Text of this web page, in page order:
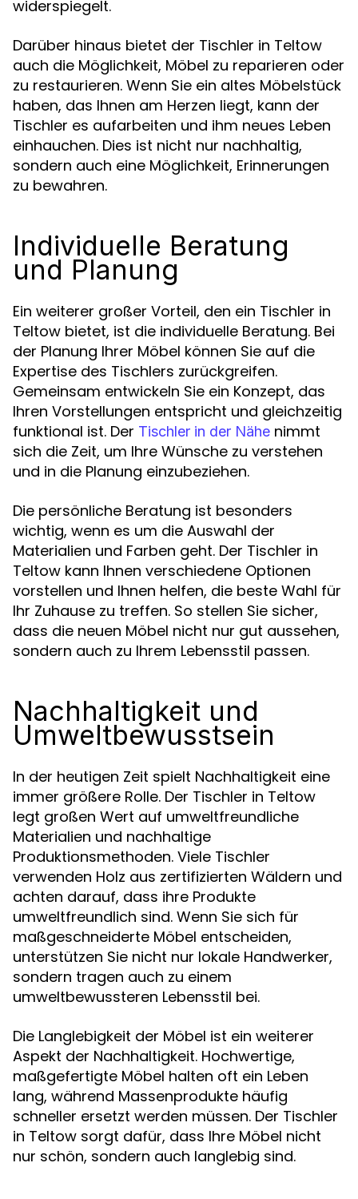
widerspiegelt.
Darüber hinaus bietet der Tischler in Teltow
auch die Möglichkeit, Möbel zu reparieren oder
zu restaurieren. Wenn Sie ein altes Möbelstück
haben, das Ihnen am Herzen liegt, kann der
Tischler es aufarbeiten und ihm neues Leben
einhauchen. Dies ist nicht nur nachhaltig,
sondern auch eine Möglichkeit, Erinnerungen
zu bewahren.
Individuelle Beratung
und Planung
Ein weiterer großer Vorteil, den ein Tischler in
Teltow bietet, ist die individuelle Beratung. Bei
der Planung Ihrer Möbel können Sie auf die
Expertise des Tischlers zurückgreifen.
Gemeinsam entwickeln Sie ein Konzept, das
Ihren Vorstellungen entspricht und gleichzeitig
funktional ist. Der Tischler in der Nähe nimmt
sich die Zeit, um Ihre Wünsche zu verstehen
und in die Planung einzubeziehen.
Die persönliche Beratung ist besonders
wichtig, wenn es um die Auswahl der
Materialien und Farben geht. Der Tischler in
Teltow kann Ihnen verschiedene Optionen
vorstellen und Ihnen helfen, die beste Wahl für
Ihr Zuhause zu treffen. So stellen Sie sicher,
dass die neuen Möbel nicht nur gut aussehen,
sondern auch zu Ihrem Lebensstil passen.
Nachhaltigkeit und
Umweltbewusstsein
In der heutigen Zeit spielt Nachhaltigkeit eine
immer größere Rolle. Der Tischler in Teltow
legt großen Wert auf umweltfreundliche
Materialien und nachhaltige
Produktionsmethoden. Viele Tischler
verwenden Holz aus zertifizierten Wäldern und
achten darauf, dass ihre Produkte
umweltfreundlich sind. Wenn Sie sich für
maßgeschneiderte Möbel entscheiden,
unterstützen Sie nicht nur lokale Handwerker,
sondern tragen auch zu einem
umweltbewussteren Lebensstil bei.
Die Langlebigkeit der Möbel ist ein weiterer
Aspekt der Nachhaltigkeit. Hochwertige,
maßgefertigte Möbel halten oft ein Leben
lang, während Massenprodukte häufig
schneller ersetzt werden müssen. Der Tischler
in Teltow sorgt dafür, dass Ihre Möbel nicht
nur schön, sondern auch langlebig sind.